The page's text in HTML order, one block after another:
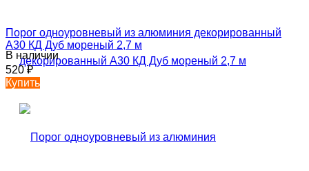
Порог одноуровневый из алюминия декорированный
А30 КД Дуб мореный 2,7 м
В наличии
520₽
Купить